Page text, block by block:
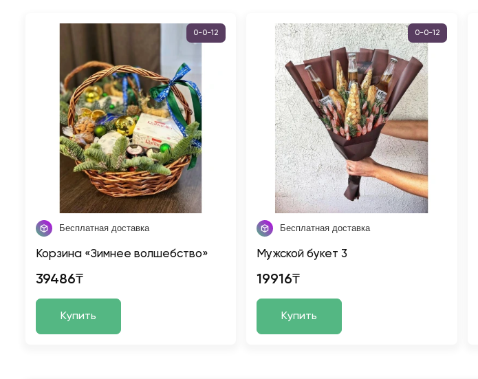
0-0-12
Бесплатная доставка
Корзина «Зимнее волшебство»
39486₸
Купить
0-0-12
Бесплатная доставка
Мужской букет 3
19916₸
Купить